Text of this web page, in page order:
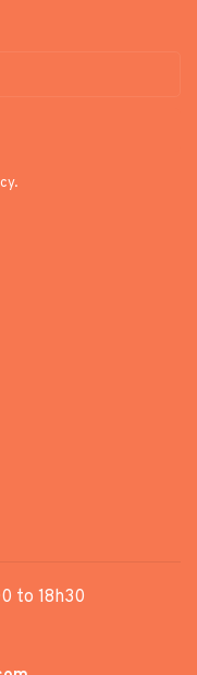
to 18h30